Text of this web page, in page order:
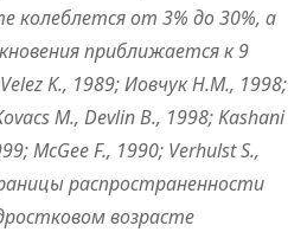
колеблется от 3% до 30%, а
приближается к 9
K., 1989; Иовчук Н.М., 1998;
М., Devlin B., 1998; Kashani
McGee F., 1990; Verhulst S.,
распространенности
возрасте